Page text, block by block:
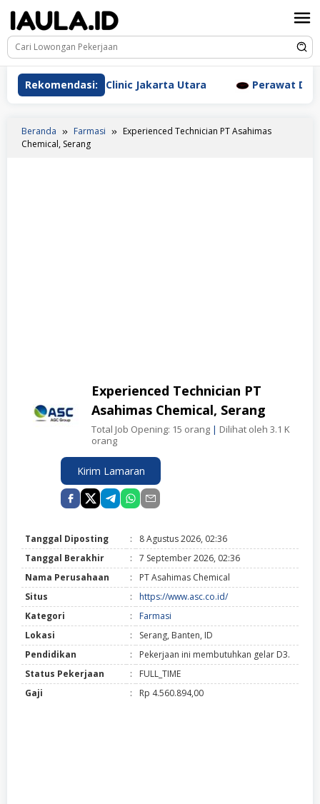
konten
Rekomendasi:
Aesthetic Clinic Jakarta Utara Perawat Dr. Triyanti
Beranda Farmasi
Experienced Technician PT Asahimas
Chemical, Serang
Experienced Technician PT
Asahimas Chemical, Serang
Total Job Opening: 15 orang | Dilihat oleh 3.1 K
orang
Kirim Lamaran
Tanggal Diposting :
8 Agustus 2026, 02:36
Tanggal Berakhir
:
7 September 2026, 02:36
Nama Perusahaan
:
PT Asahimas Chemical
Situs
:
https://www.asc.co.id/
Kategori
:
Farmasi
Lokasi
:
Serang, Banten, ID
Pendidikan
:
Pekerjaan ini membutuhkan gelar D3.
Status Pekerjaan
:
FULL_TIME
Gaji
: Rp 4.560.894,00